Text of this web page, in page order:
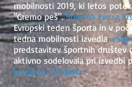
mobilnosti 2019, ki letos
"Gremo peš".Športna zveza
Evropski teden športa in v
tedna mobilnosti izvedla
predstavitev športnih društev
aktivno sodelovala pri izvedbi
kolesom v mesto«.